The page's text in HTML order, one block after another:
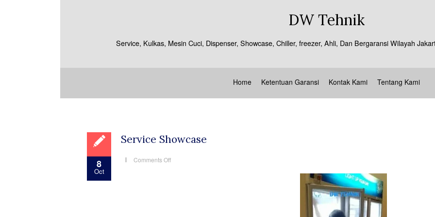
DW Tehnik
Service, Kulkas, Mesin Cuci, Dispenser, Showcase, Chiller, freezer, Ahli, Dan Bergaransi Wilayah
Home Ketentuan Garansi Kontak Kami Tentang Kami
8
Oct
Service Showcase
Comments Offon